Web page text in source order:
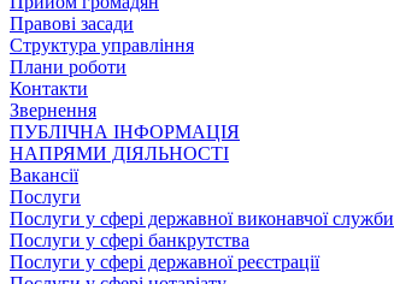
Правові засади
Структура управління
Плани роботи
Контакти
Звернення
ПУБЛІЧНА ІНФОРМАЦІЯ
НАПРЯМИ ДІЯЛЬНОСТІ
Вакансії
Послуги
Послуги у сфері державної виконавчої служби
Послуги у сфері банкрутства
Послуги у сфері державної реєстрації